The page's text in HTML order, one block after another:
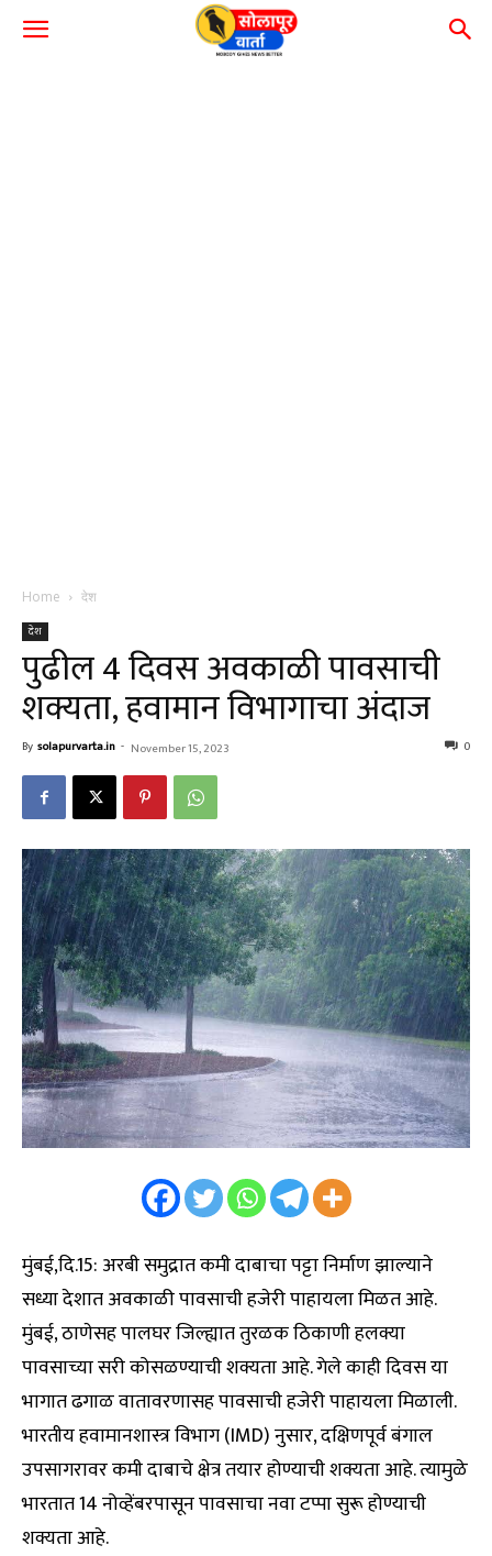
Home देश
देश
पुढील 4 दिवस अवकाळी पावसाची
शक्यता, हवामान विभागाचा अंदाज
By solapurvarta.in - November 15, 2023 0
मुंबई,दि.15: अरबी समुद्रात कमी दाबाचा पट्टा निर्माण झाल्याने
सध्या देशात अवकाळी पावसाची हजेरी पाहायला मिळत आहे.
मुंबई, ठाणेसह पालघर जिल्ह्यात तुरळक ठिकाणी हलक्या
पावसाच्या सरी कोसळण्याची शक्यता आहे. गेले काही दिवस या
भागात ढगाळ वातावरणासह पावसाची हजेरी पाहायला मिळाली.
भारतीय हवामानशास्त्र विभाग (IMD) नुसार, दक्षिणपूर्व बंगाल
उपसागरावर कमी दाबाचे क्षेत्र तयार होण्याची शक्यता आहे. त्यामुळे
भारतात 14 नोव्हेंबरपासून पावसाचा नवा टप्पा सुरू होण्याची
शक्यता आहे.